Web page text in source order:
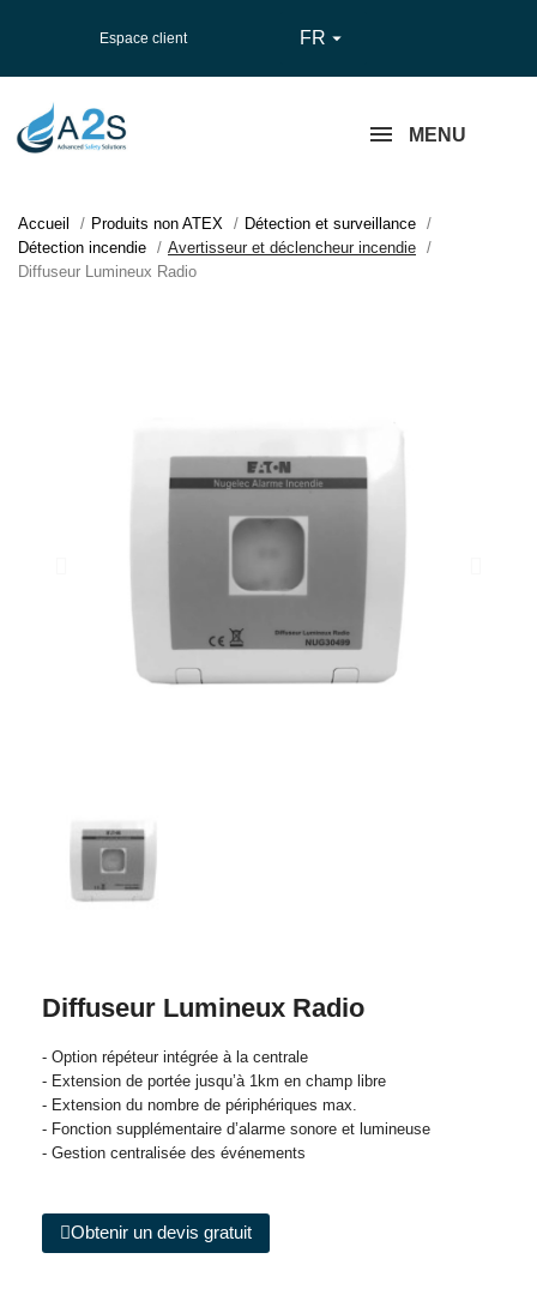
Espace client FR 
MENU
Accueil Produits non ATEX
Détection et surveillance
Détection incendie
Avertisseur et déclencheur incendie
Diffuseur Lumineux Radio
Diffuseur Lumineux Radio
- Option répéteur intégrée à la centrale
- Extension de portée jusqu’à 1km en champ libre
- Extension du nombre de périphériques max.
- Fonction supplémentaire d’alarme sonore et lumineuse
- Gestion centralisée des événements
Obtenir un devis gratuit